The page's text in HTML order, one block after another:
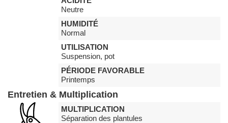
Neutre
HUMIDITÉ
Normal
UTILISATION
Suspension, pot
PÉRIODE FAVORABLE
Printemps
Entretien & Multiplication
MULTIPLICATION
Séparation des plantules